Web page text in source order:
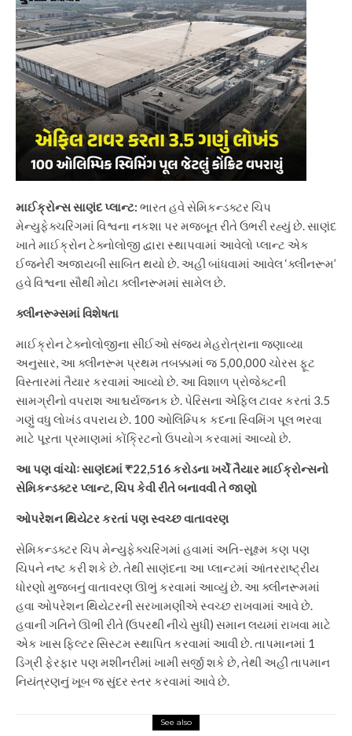
માઈક્રોન્સ સાણંદ પ્લાન્ટ: ભારત હવે સેમિકન્ડક્ટર ચિપ
મેન્યુફેક્ચરિંગમાં વિશ્વના નકશા પર મજબૂત રીતે ઉભરી રહ્યું છે. સાણંદ
ખાતે માઈક્રોન ટેક્નોલોજી દ્વારા સ્થાપવામાં આવેલો પ્લાન્ટ એક
ઈજનેરી અજાયબી સાબિત થયો છે. અહીં બાંધવામાં આવેલ ‘ક્લીનરૂમ’
હવે વિશ્વના સૌથી મોટા ક્લીનરૂમમાં સામેલ છે.
ક્લીનરૂમ્સમાં વિશેષતા
માઈક્રોન ટેક્નોલોજીના સીઈઓ સંજય મેહરોત્રાના જણાવ્યા
અનુસાર, આ ક્લીનરૂમ પ્રથમ તબક્કામાં જ 5,00,000 ચોરસ ફૂટ
વિસ્તારમાં તૈયાર કરવામાં આવ્યો છે. આ વિશાળ પ્રોજેક્ટની
સામગ્રીનો વપરાશ આશ્ચર્યજનક છે. પેરિસના એફિલ ટાવર કરતાં 3.5
ગણું વધુ લોખંડ વપરાય છે. 100 ઓલિમ્પિક કદના સ્વિમિંગ પૂલ ભરવા
માટે પૂરતા પ્રમાણમાં કોંક્રિટનો ઉપયોગ કરવામાં આવ્યો છે.
આ પણ વાંચોઃ સાણંદમાં ₹22,516 કરોડના ખર્ચે તૈયાર માઈક્રોન્સનો
સેમિકન્ડક્ટર પ્લાન્ટ, ચિપ કેવી રીતે બનાવવી તે જાણો
ઓપરેશન થિયેટર કરતાં પણ સ્વચ્છ વાતાવરણ
સેમિકન્ડક્ટર ચિપ મેન્યુફેક્ચરિંગમાં હવામાં અતિ-સૂક્ષ્મ કણ પણ
ચિપને નષ્ટ કરી શકે છે. તેથી સાણંદના આ પ્લાન્ટમાં આંતરરાષ્ટ્રીય
ધોરણો મુજબનું વાતાવરણ ઊભું કરવામાં આવ્યું છે. આ ક્લીનરૂમમાં
હવા ઓપરેશન થિયેટરની સરખામણીએ સ્વચ્છ રાખવામાં આવે છે.
હવાની ગતિને ઊભી રીતે (ઉપરથી નીચે સુધી) સમાન લયમાં રાખવા માટે
એક ખાસ ફિલ્ટર સિસ્ટમ સ્થાપિત કરવામાં આવી છે. તાપમાનમાં 1
ડિગ્રી ફેરફાર પણ મશીનરીમાં ખામી સર્જી શકે છે, તેથી અહીં તાપમાન
નિયંત્રણનું ખૂબ જ સુંદર સ્તર કરવામાં આવે છે.
See also